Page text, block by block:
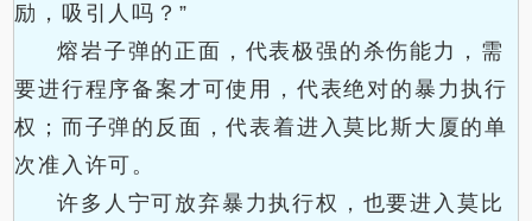
励，吸引人吗？”
熔岩子弹的正面，代表极强的杀伤能力，需
要进行程序备案才可使用，代表绝对的暴力执行
权；而子弹的反面，代表着进入莫比斯大厦的单
次准入许可。
许多人宁可放弃暴力执行权，也要进入莫比